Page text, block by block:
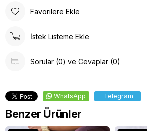
Favorilere Ekle
İstek Listeme Ekle
Sorular (0) ve Cevaplar (0)
WhatsApp Telegram
Benzer Ürünler